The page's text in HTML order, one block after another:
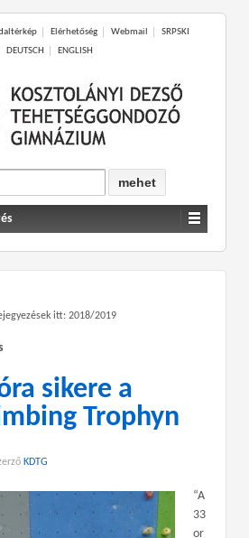
Elérhetőség Webmail
SRPSKI
DEUTSCH
ENGLISH
itt: 2018/2019
sikere a
Trophyn
KDTG
“A
33
or